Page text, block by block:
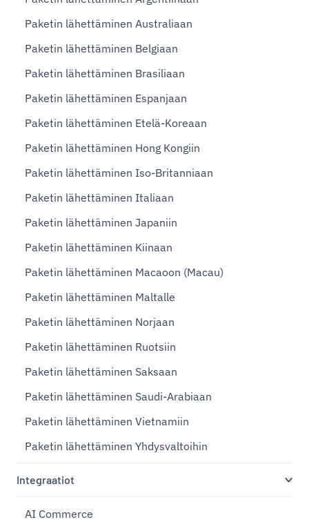
Paketin lähettäminen Australiaan
Paketin lähettäminen Belgiaan
Paketin lähettäminen Brasiliaan
Paketin lähettäminen Espanjaan
Paketin lähettäminen Etelä-Koreaan
Paketin lähettäminen Hong Kongiin
Paketin lähettäminen Iso-Britanniaan
Paketin lähettäminen Italiaan
Paketin lähettäminen Japaniin
Paketin lähettäminen Kiinaan
Paketin lähettäminen Macaoon (Macau)
Paketin lähettäminen Maltalle
Paketin lähettäminen Norjaan
Paketin lähettäminen Ruotsiin
Paketin lähettäminen Saksaan
Paketin lähettäminen Saudi-Arabiaan
Paketin lähettäminen Vietnamiin
Paketin lähettäminen Yhdysvaltoihin
Integraatiot
AI Commerce